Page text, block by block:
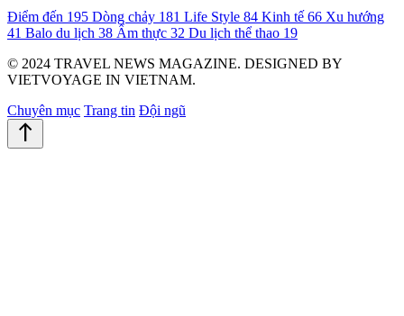
Điểm đến 195 Dòng chảy 181 Life Style 84 Kinh tế 66 Xu hướng
41 Balo du lịch 38 Ẩm thực 32 Du lịch thể thao 19
© 2024 TRAVEL NEWS MAGAZINE. DESIGNED BY
VIETVOYAGE IN VIETNAM.
Chuyên mục Trang tin Đội ngũ
north